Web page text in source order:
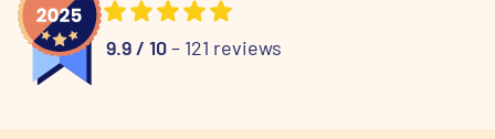
9.9 / 10– 121 reviews